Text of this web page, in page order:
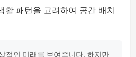
활 패턴을 고려하여 공간 배치
적인 미래를 보여줍니다. 하지만